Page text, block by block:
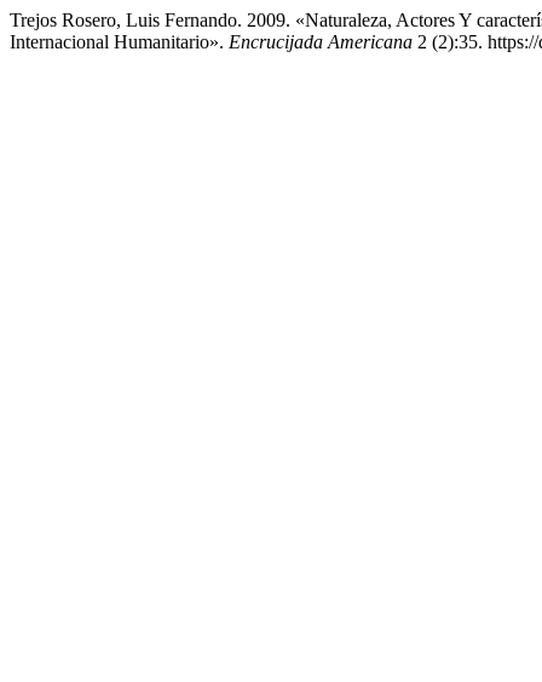
Trejos Rosero, Luis Fernando. 2009. «Naturaleza, Actores Y
Internacional Humanitario». Encrucijada Americana 2 (2):35.